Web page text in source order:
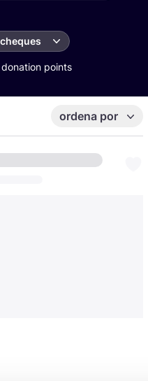
points
ordena por